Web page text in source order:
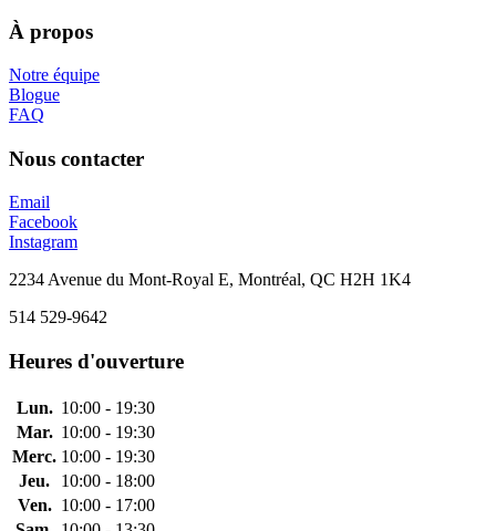
À propos
Notre équipe
Blogue
FAQ
Nous contacter
Email
Facebook
Instagram
2234 Avenue du Mont-Royal E, Montréal, QC H2H 1K4
514 529-9642
Heures d'ouverture
Lun. 10:00 - 19:30
Mar. 10:00 - 19:30
Merc. 10:00 - 19:30
Jeu.
10:00 - 18:00
Ven. 10:00 - 17:00